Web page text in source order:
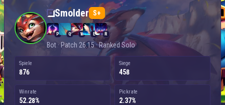
Smolder — Bot
Smolder S+
P Q W E R
Bot · Patch 26.15 · Ranked Solo
Spiele
876
Siege
458
Winrate
52.28%
Pickrate
2.37%